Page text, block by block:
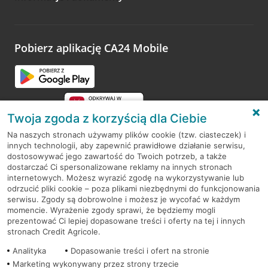
opinie.
Pobierz aplikację CA24 Mobile
RODO
Regulamin serwisu
Mapa serwisu
PolitykaCookies
Twoja zgoda z korzyścią dla Ciebie
Na naszych stronach używamy plików cookie (tzw. ciasteczek) i
innych technologii, aby zapewnić prawidłowe działanie serwisu,
dostosowywać jego zawartość do Twoich potrzeb, a także
dostarczać Ci spersonalizowane reklamy na innych stronach
internetowych. Możesz wyrazić zgodę na wykorzystywanie lub
odrzucić pliki cookie – poza plikami niezbędnymi do funkcjonowania
serwisu. Zgody są dobrowolne i możesz je wycofać w każdym
momencie. Wyrażenie zgody sprawi, że będziemy mogli
prezentować Ci lepiej dopasowane treści i oferty na tej i innych
stronach Credit Agricole.
Analityka
Dopasowanie treści i ofert na stronie
Marketing wykonywany przez strony trzecie